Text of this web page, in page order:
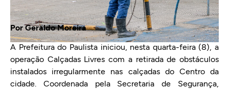
Por Geraldo Moreira
A Prefeitura do Paulista iniciou, nesta quarta-feira (8), a
operação Calçadas Livres com a retirada de obstáculos
instalados irregularmente nas calçadas do Centro da
cidade. Coordenada pela Secretaria de Segurança,